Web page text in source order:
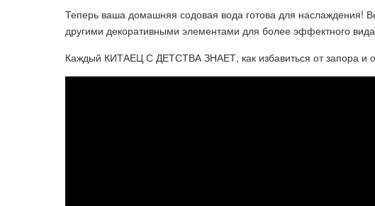
Теперь ваша домашняя содовая вода готова для наслаждения!
другими декоративными элементами для более эффектного
Каждый КИТАЕЦ С ДЕТСТВА ЗНАЕТ, как избавиться от запора и